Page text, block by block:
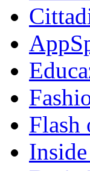
Flash